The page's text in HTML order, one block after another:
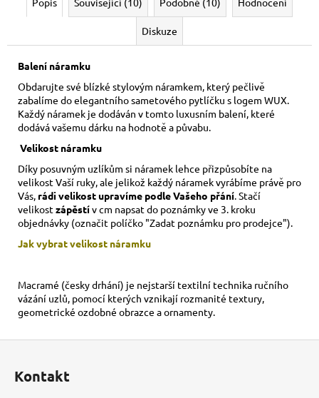
Diskuze
Balení náramku
Obdarujte své blízké stylovým náramkem, který pečlivě
zabalíme do elegantního sametového pytlíčku s logem WUX.
Každý náramek je dodáván v tomto luxusním balení, které
dodává vašemu dárku na hodnotě a půvabu.
Velikost náramku
Díky posuvným uzlíkům si náramek lehce přizpůsobíte na
velikost Vaší ruky, ale jelikož každý náramek vyrábíme právě pro
Vás, rádi velikost upravíme podle Vašeho přání . Stačí
velikostzápěstív cm napsat do poznámky ve 3. kroku
objednávky (označit políčko "Zadat poznámku pro prodejce").
Jak vybrat velikost náramku
Macramé (česky drhání) je nejstarší textilní technika ručního
vázání uzlů, pomocí kterých vznikají rozmanité textury,
geometrické ozdobné obrazce a ornamenty.
Kontakt